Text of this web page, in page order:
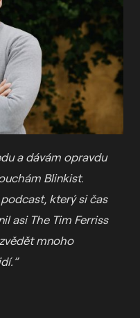
a dávám opravdu
Blinkist.
který si čas
asi The Tim Ferriss
mnoho
”